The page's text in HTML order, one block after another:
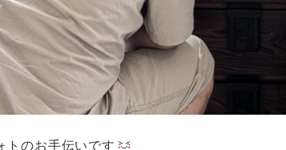
トのお手伝いです